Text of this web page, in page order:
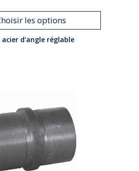
les options
acier d'angle réglable